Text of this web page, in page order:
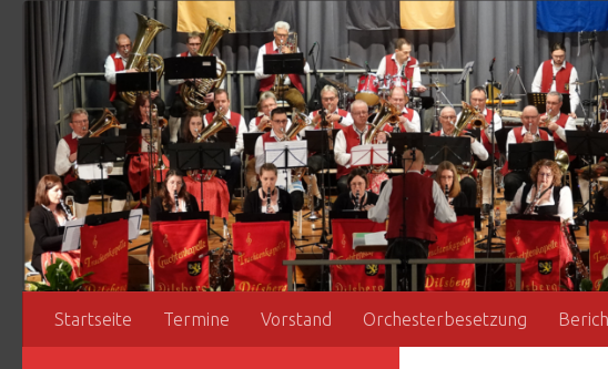
Zum Inhalt springen
Startseite Termine Vorstand Orchesterbesetzung